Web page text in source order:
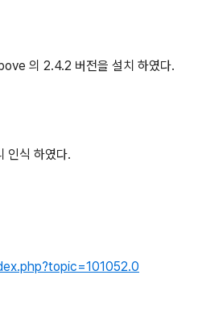
의 2.4.2 버전을 설치 하였다.
인식 하였다.